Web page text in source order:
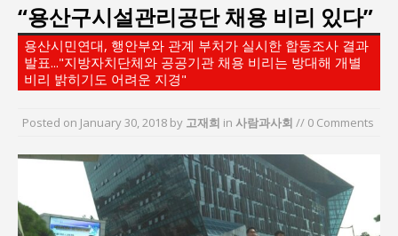
세미나 개최
서효석 충청향우회중앙회 총재 취임 논란 확산
지방의회 공약은 ‘빛 좋은 개살구’인가?
“7월 1일 의장 선출은 ‘위법’이다”
“엄마의 절박함과 ‘실무형 정치인’으로 생활정치 실
김종대, “현대전, 강한 군대도 약해질 수 있다”
이홍원 작가, 생활문화상품 4종 판매
통일 지향 2국가론: 한반도 평화의 새로운 길
“용산구시설관리공단 채용 비리 있다”
용산시민연대, 행안부와 관계 부처가 실시한 합동조사 결과
발표..."지방자치단체와 공공기관 채용 비리는 방대해 개별
비리 밝히기도 어려운 지경"
Posted on January 30, 2018 by 고재희 in 사람과사회 // 0 Comments